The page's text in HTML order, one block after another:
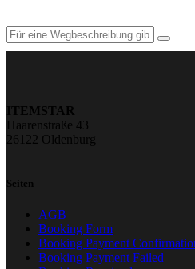
ITEMSTAR
Haarenstraße 43
26122 Oldenburg
Seiten
AGB
Booking Form
Booking Payment
Booking Payment Failed